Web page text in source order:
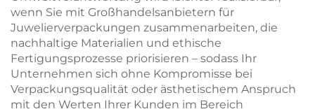
wenn Sie mit Großhandelsanbietern für
Juwelierverpackungen zusammenarbeiten, die
nachhaltige Materialien und ethische
Fertigungsprozesse priorisieren – sodass Ihr
Unternehmen sich ohne Kompromisse bei
Verpackungsqualität oder ästhetischem Anspruch
mit den Werten Ihrer Kunden im Bereich